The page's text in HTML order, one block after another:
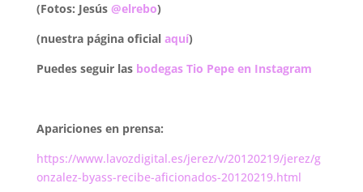
(Fotos: Jesús @elrebo)
(nuestra página oficial aquí)
Puedes seguir las bodegas Tio Pepe en Instagram
Apariciones en prensa:
https://www.lavozdigital.es/jerez/v/20120219/jerez/g
onzalez-byass-recibe-aficionados-20120219.html